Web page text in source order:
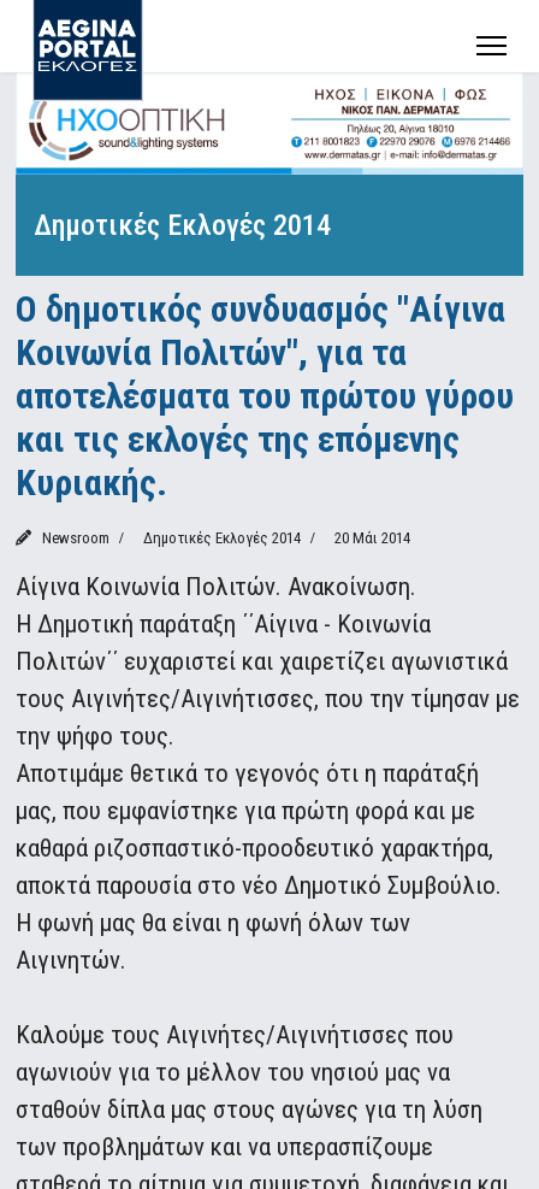
Δημοτικές Εκλογές 2014
Ο δημοτικός συνδυασμός "Αίγινα
Κοινωνία Πολιτών", για τα
αποτελέσματα του πρώτου γύρου
και τις εκλογές της επόμενης
Κυριακής.
Newsroom Δημοτικές Εκλογές 2014 20 Μάι 2014
Αίγινα Κοινωνία Πολιτών. Ανακοίνωση.
Η Δημοτική παράταξη ΄΄Αίγινα - Κοινωνία
Πολιτών΄΄ ευχαριστεί και χαιρετίζει αγωνιστικά
τους Αιγινήτες/Αιγινήτισσες, που την τίμησαν με
την ψήφο τους.
Αποτιμάμε θετικά το γεγονός ότι η παράταξή
μας, που εμφανίστηκε για πρώτη φορά και με
καθαρά ριζοσπαστικό-προοδευτικό χαρακτήρα,
αποκτά παρουσία στο νέο Δημοτικό Συμβούλιο.
Η φωνή μας θα είναι η φωνή όλων των
Αιγινητών.
Καλούμε τους Αιγινήτες/Αιγινήτισσες που
αγωνιούν για το μέλλον του νησιού μας να
σταθούν δίπλα μας στους αγώνες για τη λύση
των προβλημάτων και να υπερασπίζουμε